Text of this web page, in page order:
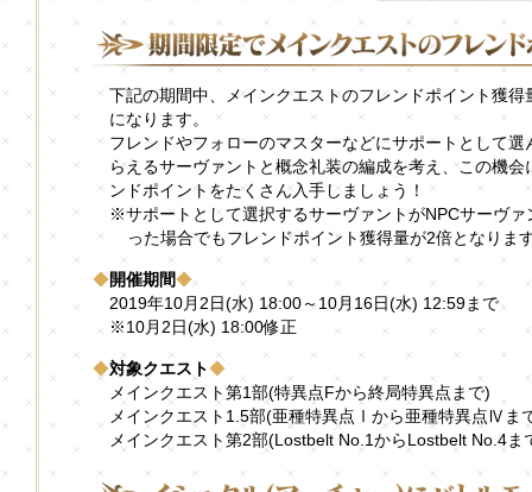
下記の期間中、メインクエストのフレンドポイント獲得
になります。
フレンドやフォローのマスターなどにサポートとして選
らえるサーヴァントと概念礼装の編成を考え、この機会
ンドポイントをたくさん入手しましょう！
※サポートとして選択するサーヴァントがNPCサーヴァ
った場合でもフレンドポイント獲得量が2倍となりま
◆開催期間◆
2019年10月2日(水) 18:00～10月16日(水) 12:59まで
※10月2日(水) 18:00修正
◆対象クエスト◆
メインクエスト第1部(特異点Fから終局特異点まで)
メインクエスト1.5部(亜種特異点Ⅰから亜種特異点Ⅳま
メインクエスト第2部(Lostbelt No.1からLostbelt No.4ま